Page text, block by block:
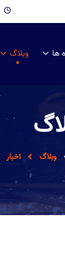
ها وبلاگ
وبلاگ اخبار